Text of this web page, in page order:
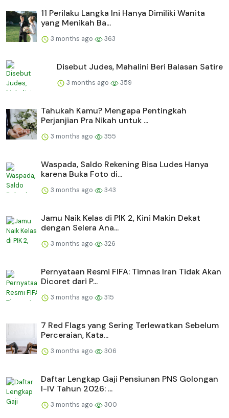
11 Perilaku Langka Ini Hanya Dimiliki Wanita
yang Menikah Ba...
3 months ago 363
Disebut Judes, Mahalini Beri Balasan Satire
3 months ago 359
Tahukah Kamu? Mengapa Pentingkah
Perjanjian Pra Nikah untuk ...
3 months ago 355
Waspada, Saldo Rekening Bisa Ludes Hanya
karena Buka Foto di...
3 months ago 343
Jamu Naik Kelas di PIK 2, Kini Makin Dekat
dengan Selera Ana...
3 months ago 326
Pernyataan Resmi FIFA: Timnas Iran Tidak Akan
Dicoret dari P...
3 months ago 315
7 Red Flags yang Sering Terlewatkan Sebelum
Perceraian, Kata...
3 months ago 306
Daftar Lengkap Gaji Pensiunan PNS Golongan
I-IV Tahun 2026: ...
3 months ago 300